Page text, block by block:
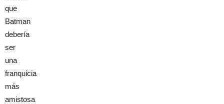
que
Batman
debería
ser
una
franquicia
más
amistosa